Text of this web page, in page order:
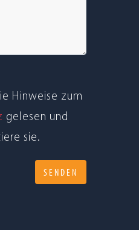
Hin­weise zum
gele­sen und
sie.